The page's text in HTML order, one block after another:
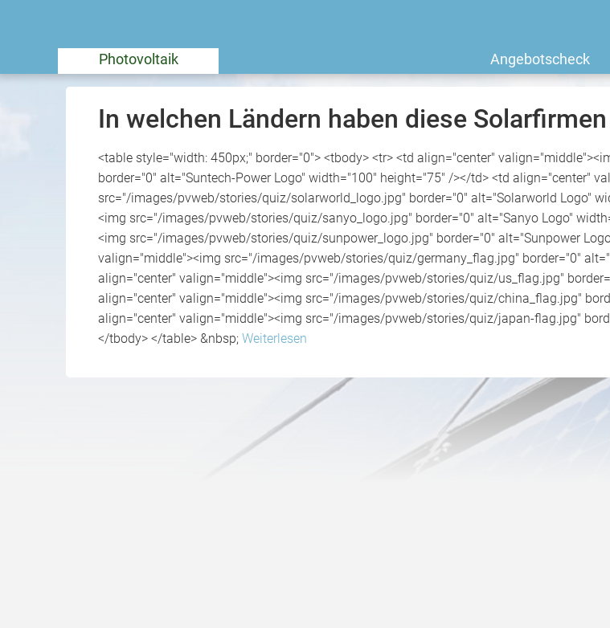
Photovoltaik Angebotscheck
In welchen Ländern haben diese
<table style="width: 450px;" border="0"> <tbody> <tr> <td align="center"
border="0" alt="Suntech-Power Logo" width="100" height="75" /></td> <td align="center"
src="/images/pvweb/stories/quiz/solarworld_logo.jpg" border="0" alt="Solarworld Logo"
<img src="/images/pvweb/stories/quiz/sanyo_logo.jpg" border="0" alt="Sanyo Logo"
<img src="/images/pvweb/stories/quiz/sunpower_logo.jpg" border="0" alt="Sunpower
valign="middle"><img src="/images/pvweb/stories/quiz/germany_flag.jpg" border="0"
align="center" valign="middle"><img src="/images/pvweb/stories/quiz/us_flag.jpg"
align="center" valign="middle"><img src="/images/pvweb/stories/quiz/china_flag.jpg"
align="center" valign="middle"><img src="/images/pvweb/stories/quiz/japan-flag.jpg"
</tbody> </table> &nbsp; Weiterlesen